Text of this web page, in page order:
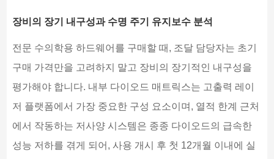
장비의 장기 내구성과 수명 주기 유지보수 분석
전문 수의학용 하드웨어를 구매할 때, 조달 담당자는 초기
구매 가격만을 고려하지 말고 장비의 장기적인 내구성을
평가해야 합니다. 내부 다이오드 매트릭스는 고출력 레이
저 플랫폼에서 가장 중요한 구성 요소이며, 열적 한계 근처
에서 작동하는 저사양 시스템은 종종 다이오드의 급속한
성능 저하를 겪게 되어, 사용 개시 후 첫 12개월 이내에 실